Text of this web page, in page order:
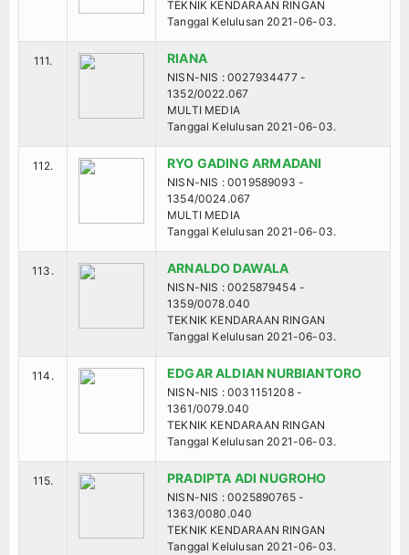
TEKNIK KENDARAAN RINGAN
Tanggal Kelulusan 2021-06-03.
111. RIANA
NISN-NIS : 0027934477 -
1352/0022.067
MULTI MEDIA
Tanggal Kelulusan 2021-06-03.
112. RYO GADING ARMADANI
NISN-NIS : 0019589093 -
1354/0024.067
MULTI MEDIA
Tanggal Kelulusan 2021-06-03.
113. ARNALDO DAWALA
NISN-NIS : 0025879454 -
1359/0078.040
TEKNIK KENDARAAN RINGAN
Tanggal Kelulusan 2021-06-03.
114. EDGAR ALDIAN NURBIANTORO
NISN-NIS : 0031151208 -
1361/0079.040
TEKNIK KENDARAAN RINGAN
Tanggal Kelulusan 2021-06-03.
115. PRADIPTA ADI NUGROHO
NISN-NIS : 0025890765 -
1363/0080.040
TEKNIK KENDARAAN RINGAN
Tanggal Kelulusan 2021-06-03.